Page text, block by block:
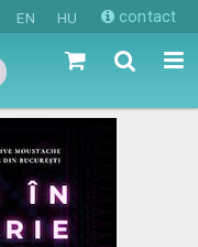
EN HU contact